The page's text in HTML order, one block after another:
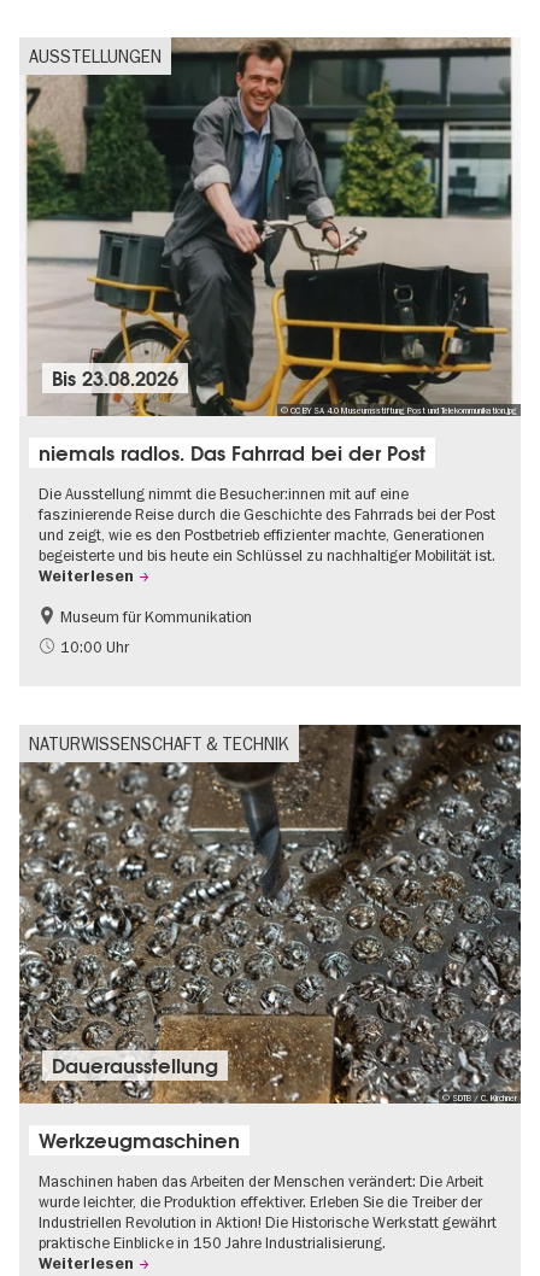
AUSSTELLUNGEN
© CC BY SA 4.0 Museumsstiftung Post und Telekommunikation.jpg
Bis23.08.2026
niemals radlos. Das Fahrrad bei der Post
Die Ausstellung nimmt die Besucher:innen mit auf eine
faszinierende Reise durch die Geschichte des Fahrrads bei der Post
und zeigt, wie es den Postbetrieb effizienter machte, Generationen
begeisterte und bis heute ein Schlüssel zu nachhaltiger Mobilität ist.
Weiterlesen
Geschichte
Nachhaltigkeit
Museum für Kommunikation
10:00 Uhr
NATURWISSENSCHAFT & TECHNIK
© SDTB / C. Kirchner
Dauer­aus­stel­lung
Werkzeugmaschinen
Maschinen haben das Arbeiten der Menschen verändert: Die Arbeit
wurde leichter, die Produktion effektiver. Erleben Sie die Treiber der
Industriellen Revolution in Aktion! Die Historische Werkstatt gewährt
praktische Einblicke in 150 Jahre Industrialisierung.
Weiterlesen